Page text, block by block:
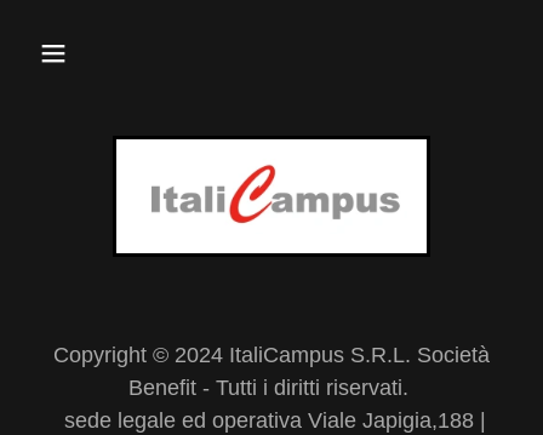
Copyright © 2024 ItaliCampus S.R.L. Società
Benefit - Tutti i diritti riservati.
sede legale ed operativa Viale Japigia,188 |